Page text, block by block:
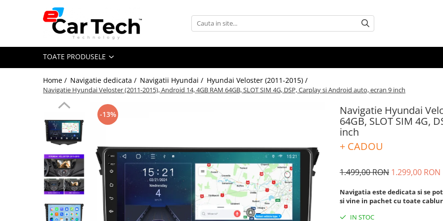
Toate Produsele
Navigatie dedicata
Navigatii Seat
Navigatii Ford
Navigatii Opel
Navigatii Hyundai
Navigatii Toyota
Navigatii Dacia
TOATE PRODUSELE
Home / Navigatie dedicata / Navigatii Hyundai / Hyundai Veloster (2011-2015) /
Navigatie Hyundai Veloster (2011-2015), Android 14, 4GB RAM 64GB, SLOT SIM 4G, DSP, Carplay si Android auto, ecran 9 inch
Navigatie Hyundai
64GB, SLOT SIM 4G,
inch
+ CADOU
-13%
1.499,00 RON 1.299,00 RON
Navigatia este dedicata si se
si vine in pachet cu toate
IN STOC